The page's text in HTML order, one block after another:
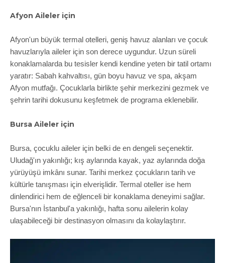
Afyon Aileler için
Afyon'un büyük termal otelleri, geniş havuz alanları ve çocuk
havuzlarıyla aileler için son derece uygundur. Uzun süreli
konaklamalarda bu tesisler kendi kendine yeten bir tatil ortamı
yaratır: Sabah kahvaltısı, gün boyu havuz ve spa, akşam
Afyon mutfağı. Çocuklarla birlikte şehir merkezini gezmek ve
şehrin tarihi dokusunu keşfetmek de programa eklenebilir.
Bursa Aileler için
Bursa, çocuklu aileler için belki de en dengeli seçenektir.
Uludağ'ın yakınlığı; kış aylarında kayak, yaz aylarında doğa
yürüyüşü imkânı sunar. Tarihi merkez çocukların tarih ve
kültürle tanışması için elverişlidir. Termal oteller ise hem
dinlendirici hem de eğlenceli bir konaklama deneyimi sağlar.
Bursa'nın İstanbul'a yakınlığı, hafta sonu ailelerin kolay
ulaşabileceği bir destinasyon olmasını da kolaylaştırır.